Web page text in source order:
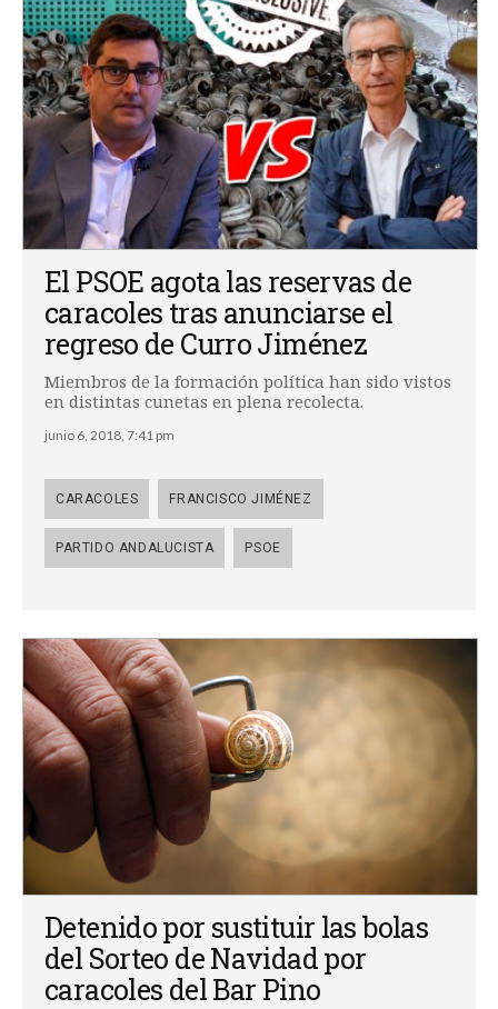
El PSOE agota las reservas de
caracoles tras anunciarse el
regreso de Curro Jiménez
Miembros de la formación política han sido vistos
en distintas cunetas en plena recolecta.
junio 6, 2018, 7:41 pm
CARACOLES FRANCISCO JIMÉNEZ
PARTIDO ANDALUCISTA PSOE
Detenido por sustituir las bolas
del Sorteo de Navidad por
caracoles del Bar Pino